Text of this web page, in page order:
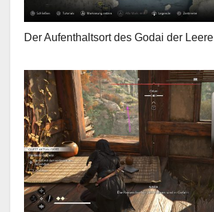
Der Aufenthaltsort des Godai der Leere